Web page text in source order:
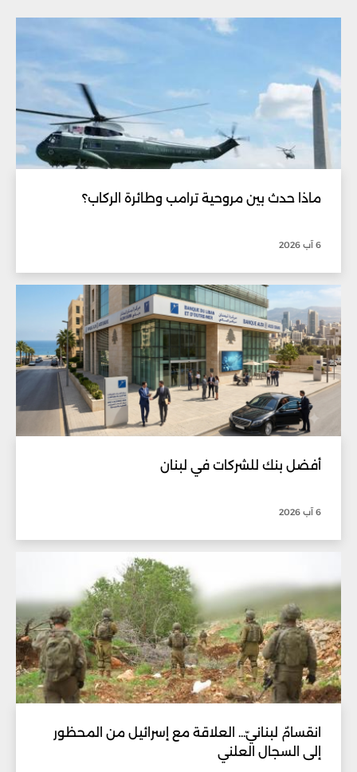
ماذا حدث بين مروحية ترامب وطائرة الركاب؟
6 آب 2026
أفضل بنك للشركات في لبنان
6 آب 2026
انقسامٌ لبنانيّ... العلاقة مع إسرائيل من المحظور
إلى السجال العلني